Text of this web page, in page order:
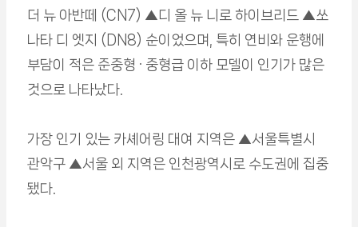
더 뉴 아반떼 (CN7) ▲디 올 뉴 니로 하이브리드 ▲쏘
나타 디 엣지 (DN8) 순이었으며, 특히 연비와 운행에
부담이 적은 준중형 · 중형급 이하 모델이 인기가 많은
것으로 나타났다.
가장 인기 있는 카셰어링 대여 지역은 ▲서울특별시
관악구 ▲서울 외 지역은 인천광역시로 수도권에 집중
됐다.